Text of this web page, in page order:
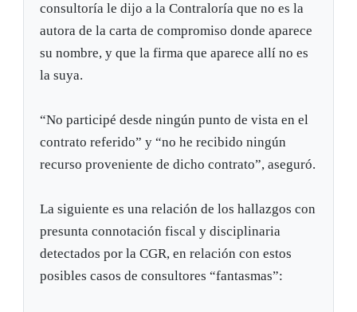
consultoría le dijo a la Contraloría que no es la
autora de la carta de compromiso donde aparece
su nombre, y que la firma que aparece allí no es
la suya.
“No participé desde ningún punto de vista en el
contrato referido” y “no he recibido ningún
recurso proveniente de dicho contrato”, aseguró.
La siguiente es una relación de los hallazgos con
presunta connotación fiscal y disciplinaria
detectados por la CGR, en relación con estos
posibles casos de consultores “fantasmas”: